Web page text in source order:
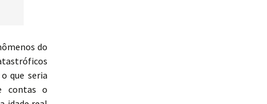
do
que seria
contas o